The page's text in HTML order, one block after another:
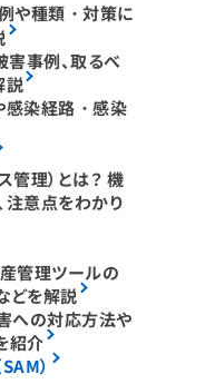
や種類・対策に
害事例、取るべ
説
感染経路・感染
管理）とは？ 機
注意点をわかり
管理ツールの
どを解説
への対応方法や
紹介
）